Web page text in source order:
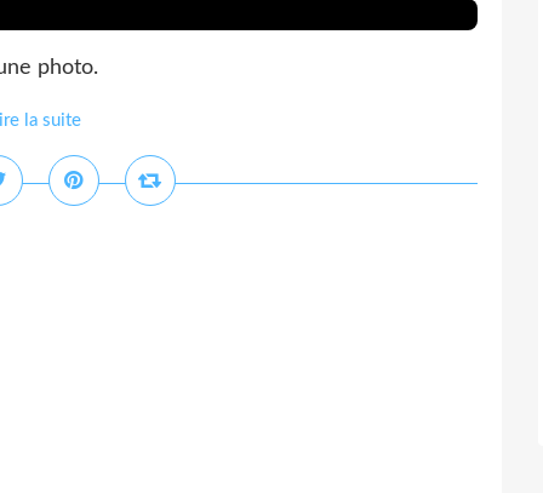
photo.
la suite